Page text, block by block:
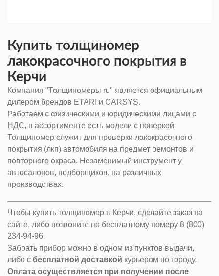
Купить толщиномер
лакокрасочного покрытия в
Керчи
Компания "Толщиномеры ru" является официальным
дилером брендов ETARI и CARSYS.
Работаем с физическими и юридическими лицами с
НДС, в ассортименте есть модели с поверкой.
Толщиномер служит для проверки лакокрасочного
покрытия (лкп) автомобиля на предмет ремонтов и
повторного окраса. Незаменимый инструмент у
автосалонов, подборщиков, на различных
производствах.
Чтобы купить толщиномер в Керчи, сделайте заказ на
сайте, либо позвоните по бесплатному номеру 8 (800)
234-94-96.
Забрать прибор можно в одном из пунктов выдачи,
либо с бесплатной доставкой курьером по городу.
Оплата осуществляется при получении после